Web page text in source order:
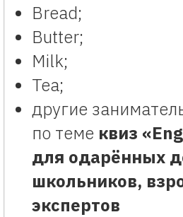
Bread;
Butter;
Milk;
Tea;
другие
по теме квиз
для одарённых
школьников,
экспертов